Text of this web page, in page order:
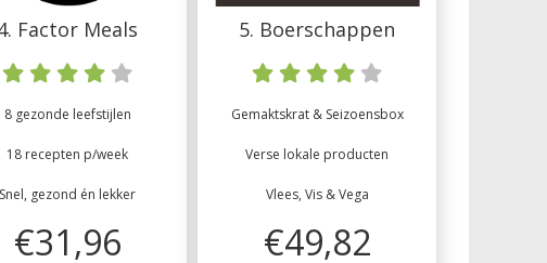
Factor Meals
8 gezonde leefstijlen
18 recepten p/week
Snel, gezond én lekker
€31,96
5. Boerschappen
Gemaktskrat & Seizoensbox
Verse lokale producten
Vlees, Vis & Vega
€49,82